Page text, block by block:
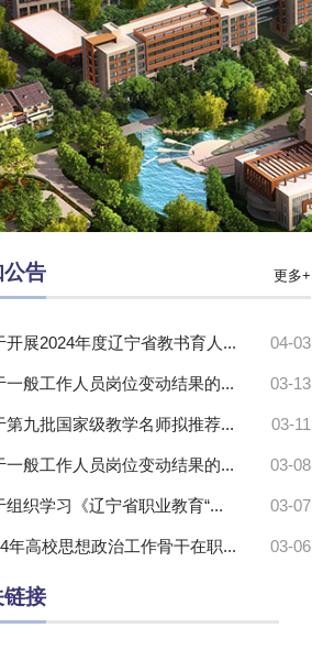
告 更多+
开展2024年度辽宁省教书育人... 04-03
一般工作人员岗位变动结果的... 03-13
第九批国家级教学名师拟推荐... 03-11
一般工作人员岗位变动结果的... 03-08
组织学习《辽宁省职业教育“... 03-07
年高校思想政治工作骨干在职... 03-06
接